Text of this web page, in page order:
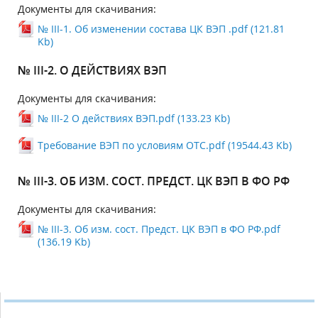
Документы для скачивания:
№ III-1. Об изменении состава ЦК ВЭП .pdf (121.81
Kb)
№ III-2. О ДЕЙСТВИЯХ ВЭП
Документы для скачивания:
№ III-2 О действиях ВЭП.pdf (133.23 Kb)
Требование ВЭП по условиям ОТС.pdf (19544.43 Kb)
№ III-3. ОБ ИЗМ. СОСТ. ПРЕДСТ. ЦК ВЭП В ФО РФ
Документы для скачивания:
№ III-3. Об изм. сост. Предст. ЦК ВЭП в ФО РФ.pdf
(136.19 Kb)